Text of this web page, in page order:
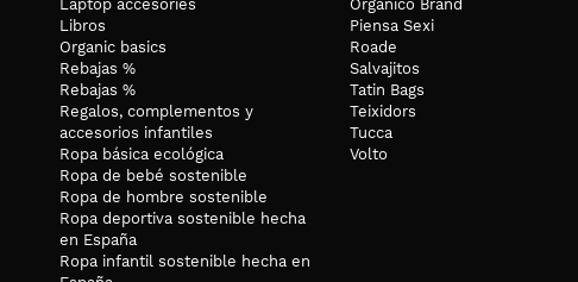
Laptop accesories
Libros
Organic basics
Rebajas %
Rebajas %
Regalos, complementos y
accesorios infantiles
Ropa básica ecológica
Ropa de bebé sostenible
Ropa de hombre sostenible
Ropa deportiva sostenible hecha
en España
Ropa infantil sostenible hecha en
Organico Brand
Piensa Sexi
Roade
Salvajitos
Tatin Bags
Teixidors
Tucca
Volto